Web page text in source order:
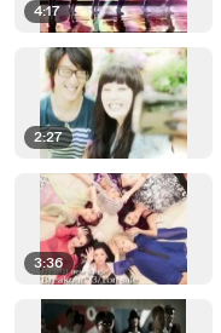
4:17
2:27
3:36